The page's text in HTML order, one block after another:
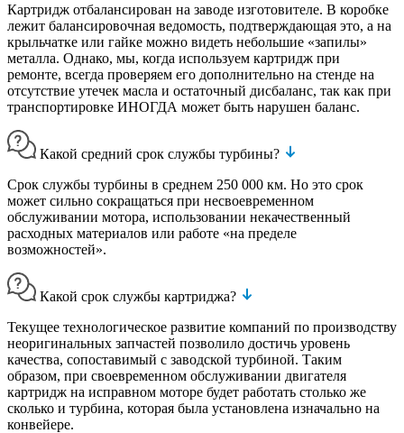
Картридж отбалансирован на заводе изготовителе. В коробке
лежит балансировочная ведомость, подтверждающая это, а на
крыльчатке или гайке можно видеть небольшие «запилы»
металла. Однако, мы, когда используем картридж при
ремонте, всегда проверяем его дополнительно на стенде на
отсутствие утечек масла и остаточный дисбаланс, так как при
транспортировке ИНОГДА может быть нарушен баланс.
Какой средний срок службы турбины?
Срок службы турбины в среднем 250 000 км. Но это срок
может сильно сокращаться при несвоевременном
обслуживании мотора, использовании некачественный
расходных материалов или работе «на пределе
возможностей».
Какой срок службы картриджа?
Текущее технологическое развитие компаний по производству
неоригинальных запчастей позволило достичь уровень
качества, сопоставимый с заводской турбиной. Таким
образом, при своевременном обслуживании двигателя
картридж на исправном моторе будет работать столько же
сколько и турбина, которая была установлена изначально на
конвейере.